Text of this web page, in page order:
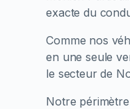
exacte du
Comme nos
en une seule
le secteur de
Notre